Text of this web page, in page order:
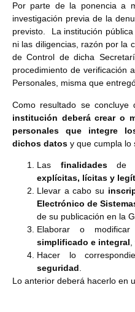
Por parte de la ponencia a
investigación previa de la
previsto. La institución
ni las diligencias, razón por la
de Control de dicha
procedimiento de verificación
Personales, misma que
Como resultado se concluye
institución deberá crear o
personales que integre
dichos datos y que cumpla lo
Las finalidadesde
explícitas, lícitas y
Llevar a cabo su
Electrónico de
de su publicación en la
Elaborar o
simplificado e integral
Hacer lo
seguridad
Lo anterior deberá hacerlo en